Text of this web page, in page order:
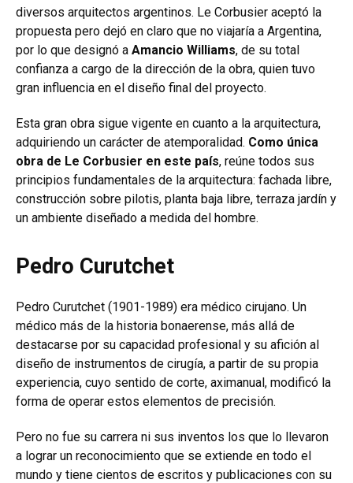
diversos arquitectos argentinos. Le Corbusier aceptó la
propuesta pero dejó en claro que no viajaría a Argentina,
por lo que designó a Amancio Williams, de su total
confianza a cargo de la dirección de la obra, quien tuvo
gran influencia en el diseño final del proyecto.
Esta gran obra sigue vigente en cuanto a la arquitectura,
adquiriendo un carácter de atemporalidad. Como única
obra de Le Corbusier en este país, reúne todos sus
principios fundamentales de la arquitectura: fachada libre,
construcción sobre pilotis, planta baja libre, terraza jardín y
un ambiente diseñado a medida del hombre.
Pedro Curutchet
Pedro Curutchet (1901-1989) era médico cirujano. Un
médico más de la historia bonaerense, más allá de
destacarse por su capacidad profesional y su afición al
diseño de instrumentos de cirugía, a partir de su propia
experiencia, cuyo sentido de corte, aximanual, modificó la
forma de operar estos elementos de precisión.
Pero no fue su carrera ni sus inventos los que lo llevaron
a lograr un reconocimiento que se extiende en todo el
mundo y tiene cientos de escritos y publicaciones con su